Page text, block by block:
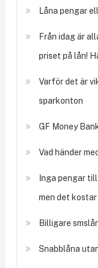
Låna pengar
Från idag är
priset på lån!
Varför det är
sparkonton
GF Money
Vad händer
Inga pengar
men det kostar
Billigare
Snabblåna